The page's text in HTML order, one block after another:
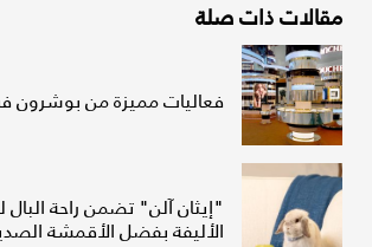
مقالات ذات صلة
فعاليات مميزة من بوشرون
"إيثان آلن" تضمن راحة البال
الأليفة بفضل الأقمشة